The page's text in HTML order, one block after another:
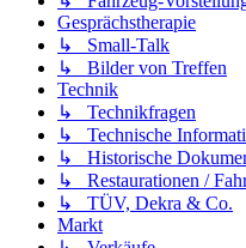
Gesprächstherapie
↳ Small-Talk
↳ Bilder von Treffen
Technik
↳ Technikfragen
↳ Technische
↳ Historische
↳ Restaurationen /
↳ TÜV, Dekra & Co.
Markt